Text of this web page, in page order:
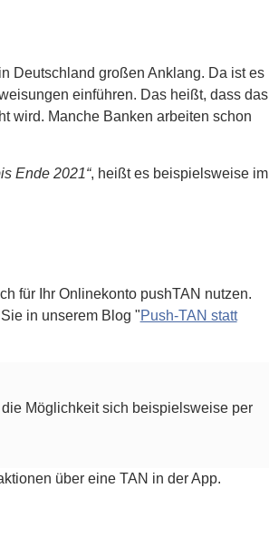
Deutschland großen Anklang. Da ist es
einführen. Das heißt, dass das
wird. Manche Banken arbeiten schon
Ende 2021“, heißt es beispielsweise im
für Ihr Onlinekonto pushTAN nutzen.
in unserem Blog "Push-TAN statt
Möglichkeit sich beispielsweise per
über eine TAN in der App.